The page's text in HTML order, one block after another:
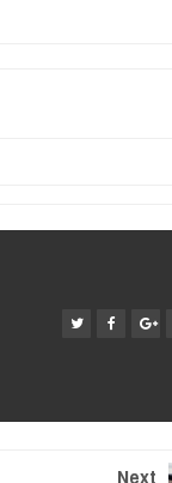
Next